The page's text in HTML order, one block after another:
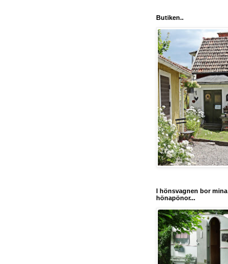
Butiken..
I hönsvagnen bor mina
hönapönor...